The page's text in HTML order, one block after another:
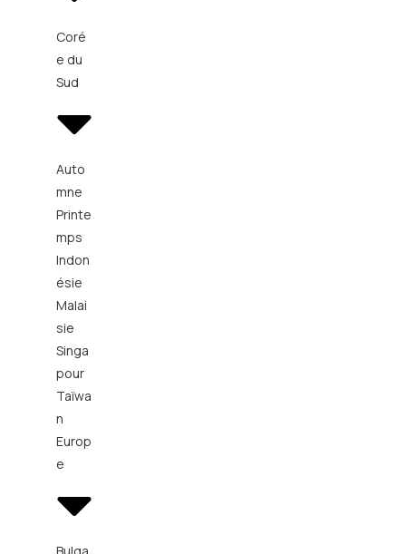
Coré
e du
Sud
Auto
mne
Printe
mps
Indon
ésie
Malai
sie
Singa
pour
Taïwa
n
Europ
e